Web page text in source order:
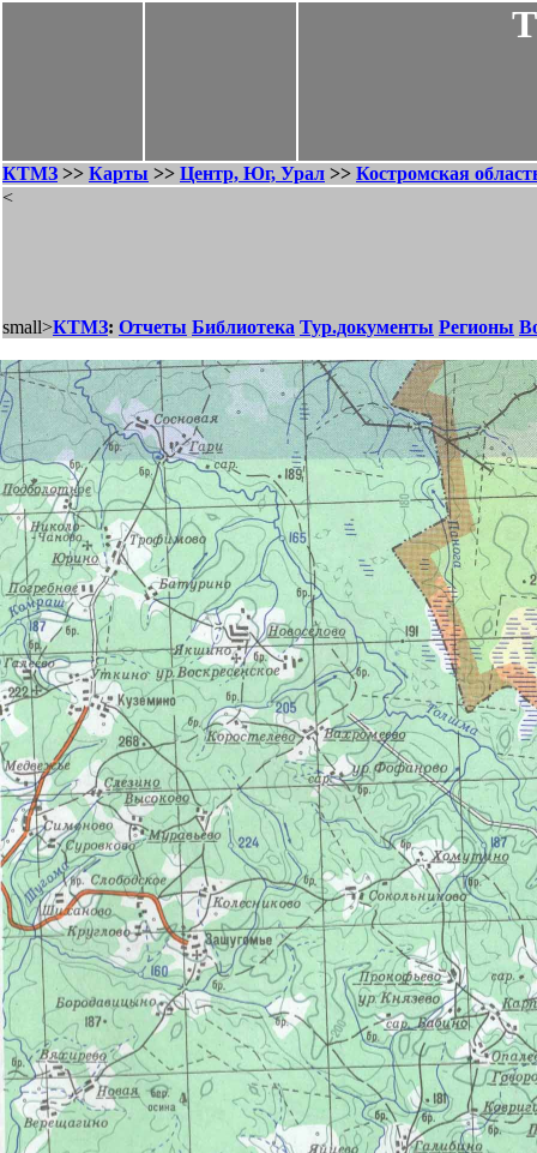
КТМЗ >> Карты >> Центр, Юг, Урал >> Костромская
<
small>КТМЗ: Отчеты Библиотека Тур.документы Регионы